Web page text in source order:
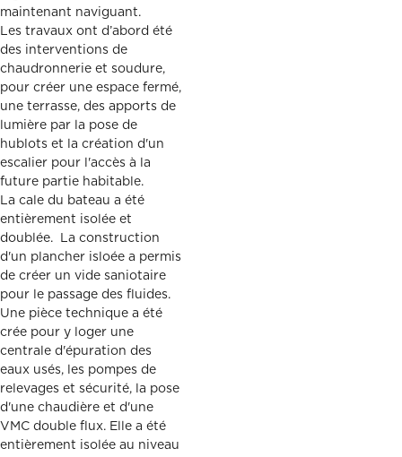
maintenant naviguant.
Les travaux ont d’abord été
des interventions de
chaudronnerie et soudure,
pour créer une espace fermé,
une terrasse, des apports de
lumière par la pose de
hublots et la création d'un
escalier pour l'accès à la
future partie habitable.
La cale du bateau a été
entièrement isolée et
doublée. La construction
d'un plancher isloée a permis
de créer un vide saniotaire
pour le passage des fluides.
Une pièce technique a été
crée pour y loger une
centrale d'épuration des
eaux usés, les pompes de
relevages et sécurité, la pose
d'une chaudière et d'une
VMC double flux. Elle a été
entièrement isolée au niveau